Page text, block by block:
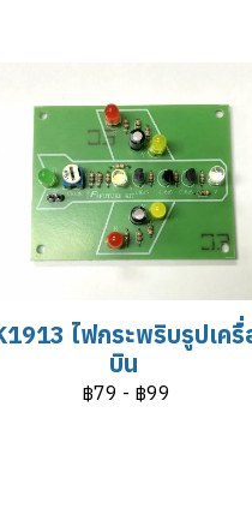
ไฟกระพริบรูปเครื่
บิน
฿79 - ฿99